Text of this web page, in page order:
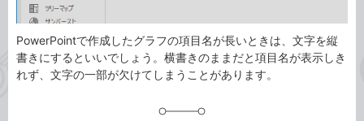
PowerPointで作成したグラフの項目名が長いときは、文字を縦
書きにするといいでしょう。横書きのままだと項目名が表示しき
れず、文字の一部が欠けてしまうことがあります。